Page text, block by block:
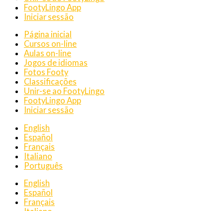
FootyLingo App
Iniciar sessão
Página inicial
Cursos on-line
Aulas on-line
Jogos de idiomas
Fotos Footy
Classificações
Unir-se ao FootyLingo
FootyLingo App
Iniciar sessão
English
Español
Français
Italiano
Português
English
Español
Français